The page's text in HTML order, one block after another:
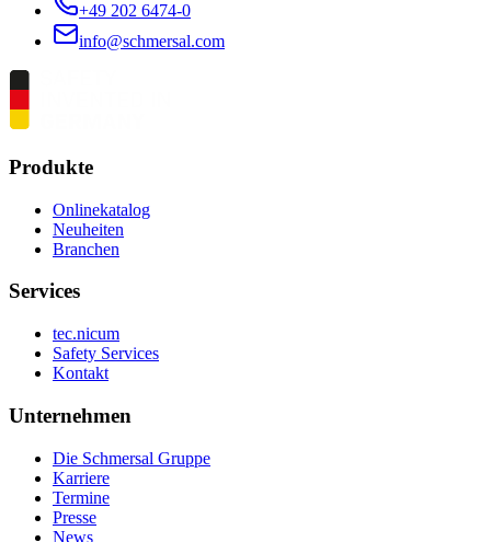
+49 202 6474-0
info@schmersal.com
Produkte
Onlinekatalog
Neuheiten
Branchen
Services
tec.nicum
Safety Services
Kontakt
Unternehmen
Die Schmersal Gruppe
Karriere
Termine
Presse
News